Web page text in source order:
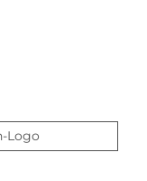
Logoohne Rücken-